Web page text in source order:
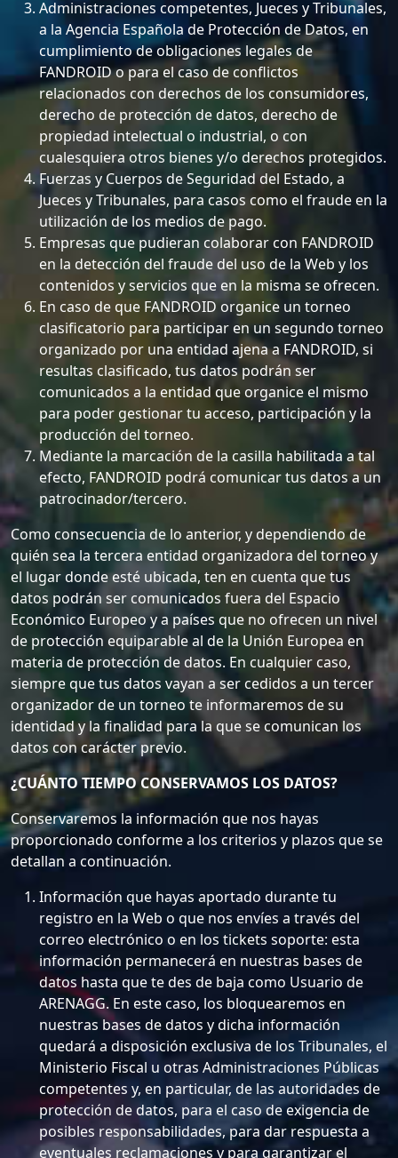
Administraciones competentes, Jueces y Tribunales,
a la Agencia Española de Protección de Datos, en
cumplimiento de obligaciones legales de
FANDROID o para el caso de conflictos
relacionados con derechos de los consumidores,
derecho de protección de datos, derecho de
propiedad intelectual o industrial, o con
cualesquiera otros bienes y/o derechos protegidos.
Fuerzas y Cuerpos de Seguridad del Estado, a
Jueces y Tribunales, para casos como el fraude en la
utilización de los medios de pago.
Empresas que pudieran colaborar con FANDROID
en la detección del fraude del uso de la Web y los
contenidos y servicios que en la misma se ofrecen.
En caso de que FANDROID organice un torneo
clasificatorio para participar en un segundo torneo
organizado por una entidad ajena a FANDROID, si
resultas clasificado, tus datos podrán ser
comunicados a la entidad que organice el mismo
para poder gestionar tu acceso, participación y la
producción del torneo.
Mediante la marcación de la casilla habilitada a tal
efecto, FANDROID podrá comunicar tus datos a un
patrocinador/tercero.
Como consecuencia de lo anterior, y dependiendo de
quién sea la tercera entidad organizadora del torneo y
el lugar donde esté ubicada, ten en cuenta que tus
datos podrán ser comunicados fuera del Espacio
Económico Europeo y a países que no ofrecen un nivel
de protección equiparable al de la Unión Europea en
materia de protección de datos. En cualquier caso,
siempre que tus datos vayan a ser cedidos a un tercer
organizador de un torneo te informaremos de su
identidad y la finalidad para la que se comunican los
datos con carácter previo.
¿CUÁNTO TIEMPO CONSERVAMOS LOS DATOS?
Conservaremos la información que nos hayas
proporcionado conforme a los criterios y plazos que se
detallan a continuación.
Información que hayas aportado durante tu
registro en la Web o que nos envíes a través del
correo electrónico o en los tickets soporte: esta
información permanecerá en nuestras bases de
datos hasta que te des de baja como Usuario de
ARENAGG. En este caso, los bloquearemos en
nuestras bases de datos y dicha información
quedará a disposición exclusiva de los Tribunales, el
Ministerio Fiscal u otras Administraciones Públicas
competentes y, en particular, de las autoridades de
protección de datos, para el caso de exigencia de
posibles responsabilidades, para dar respuesta a
eventuales reclamaciones y para garantizar el